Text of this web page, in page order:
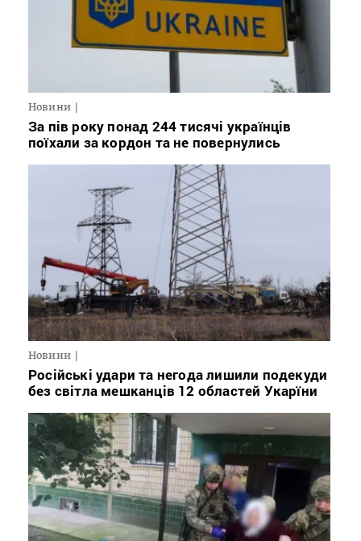
Новини
За пів року понад 244 тисячі українців
поїхали за кордон та не повернулись
Новини
Російські удари та негода лишили подекуди
без світла мешканців 12 областей Укарїни